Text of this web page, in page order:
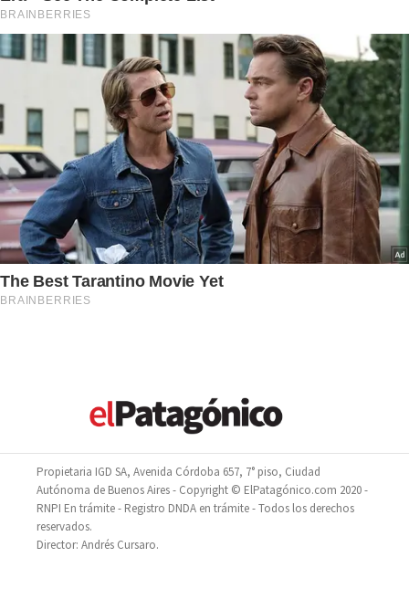
Propietaria IGD SA, Avenida Córdoba 657, 7° piso, Ciudad
Autónoma de Buenos Aires - Copyright © ElPatagónico.com 2020 -
RNPI En trámite - Registro DNDA en trámite - Todos los derechos
reservados.
Director: Andrés Cursaro.